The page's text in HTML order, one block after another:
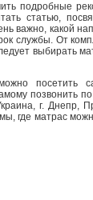
подробные
статью,
важно, какой
службы. От
выбирать
посетить
позвонить
г. Днепр,
где матрас